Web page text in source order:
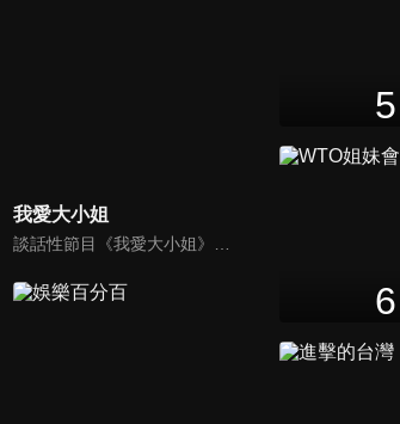
我愛大小姐
5
6